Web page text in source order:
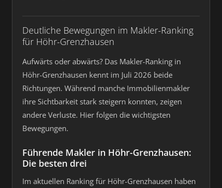
Deutliche Bewegungen im Makler-Ranking
für Höhr-Grenzhausen
Aufwärts oder abwärts? Das Makler-Ranking in
Höhr-Grenzhausen kennt im Juli 2026 beide
Richtungen. Während manche Immobilienmakler
ihre Sichtbarkeit stark steigern konnten, zeigen
andere Verluste. Hier folgen die wichtigsten
Bewegungen.
Führende Makler in Höhr-Grenzhausen:
Die besten drei
Im aktuellen Ranking für Höhr-Grenzhausen haben